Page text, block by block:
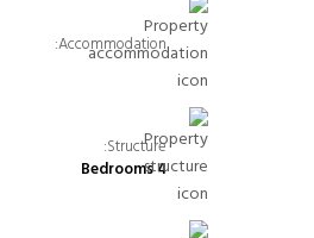
Structure:
4 Bedrooms
Accommodation: